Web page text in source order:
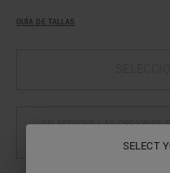
GUÍA DE TALLAS
SELECCIONE LAS OPCIONES
SELECT